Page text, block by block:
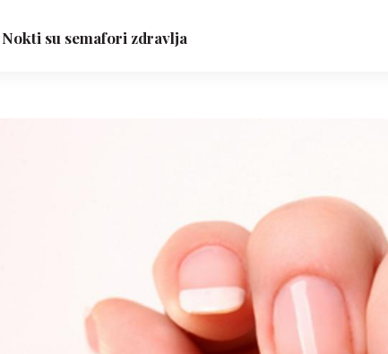
Nokti su semafori zdravlja